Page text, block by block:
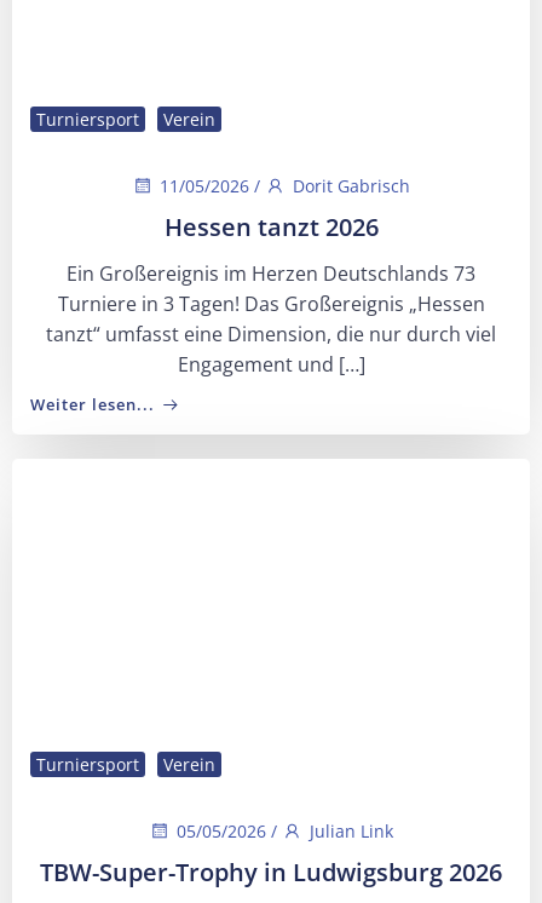
Turniersport Verein
11/05/2026 / Dorit Gabrisch
Hessen tanzt 2026
Ein Großereignis im Herzen Deutschlands 73
Turniere in 3 Tagen! Das Großereignis „Hessen
tanzt“ umfasst eine Dimension, die nur durch viel
Engagement und […]
Weiter lesen...
Turniersport Verein
05/05/2026 / Julian Link
TBW-Super-Trophy in Ludwigsburg 2026